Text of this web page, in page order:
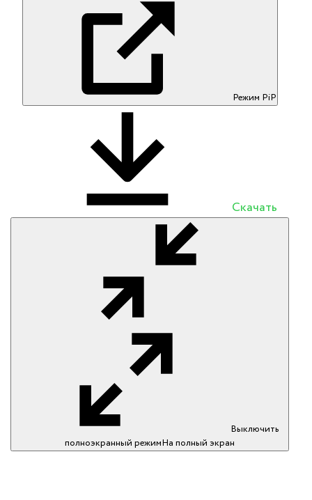
Режим PiP
Скачать
Выключить
полноэкранный режимНа полный экран